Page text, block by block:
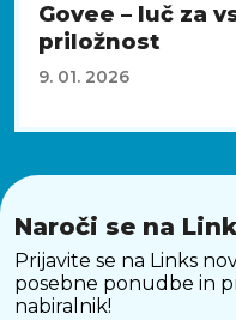
Govee – luč za
priložnost
9. 01. 2026
Naroči se na
Prijavite se na Links
posebne ponudbe in
nabiralnik!